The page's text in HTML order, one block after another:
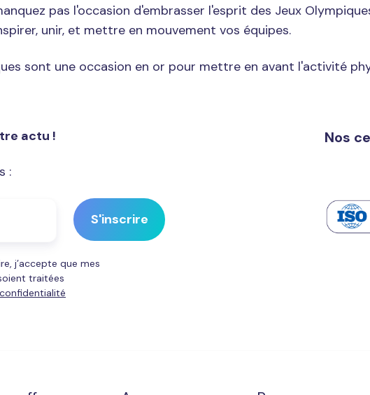
pas l'occasion d'embrasser l'esprit des Jeux
unir, et mettre en mouvement vos équipes.
sont une occasion en or pour mettre en avant l'activité
actu !
:
j’accepte que mes
traitées
Nos